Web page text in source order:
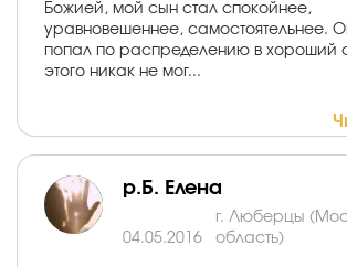
Божией, мой сын стал спокойнее,
уравновешеннее, самостоятельнее.
попал по распределению в хороший
этого никак не мог...
р.Б. Елена
04.05.2016
г. Люберцы
область)